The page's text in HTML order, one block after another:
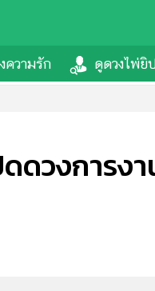
ความรัก ดูดวงไพ่ยิ
วงการง